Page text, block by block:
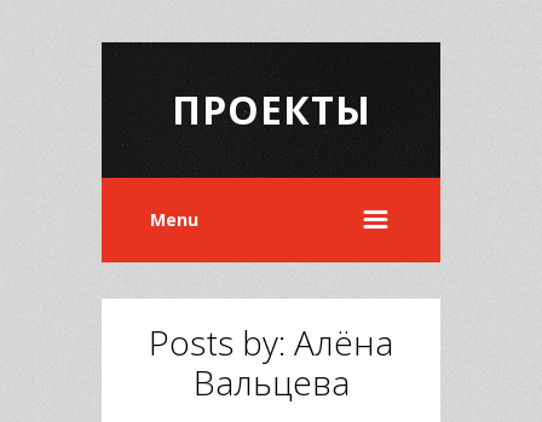
ПРОЕКТЫ
Menu
Posts by: Алёна
Вальцева